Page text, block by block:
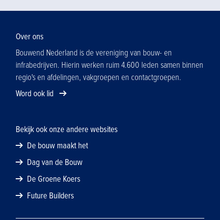
Over ons
Bouwend Nederland is de vereniging van bouw- en
infrabedrijven. Hierin werken ruim 4.600 leden samen binnen
regio's en afdelingen, vakgroepen en contactgroepen.
Word ook lid
Bekijk ook onze andere websites
De bouw maakt het
Dag van de Bouw
De Groene Koers
Future Builders